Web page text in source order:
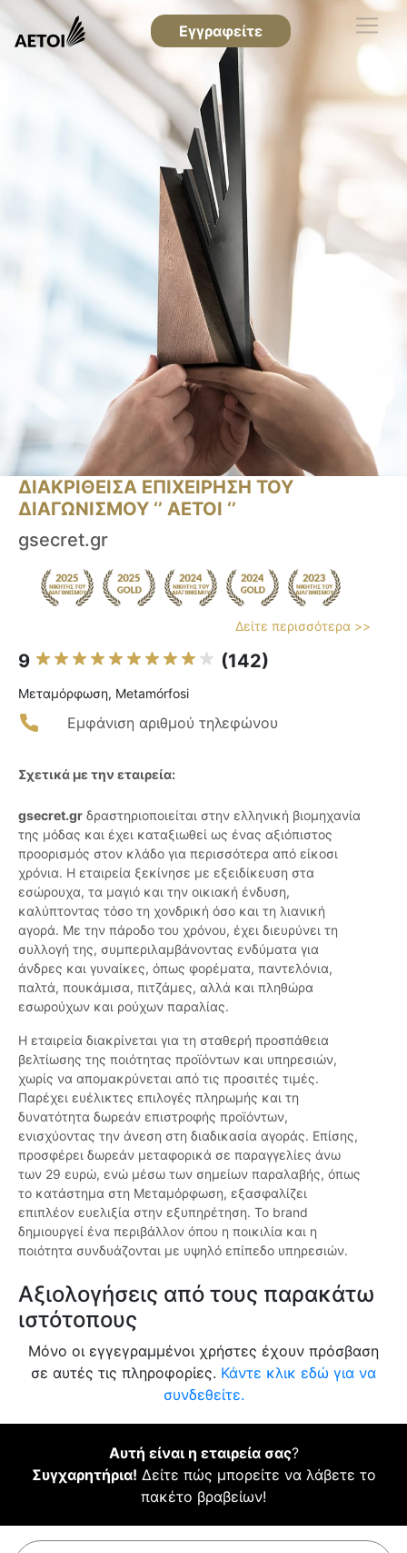
Εγγραφείτε
ΔΙΑΚΡΙΘΕΙΣΑ ΕΠΙΧΕΙΡΗΣΗ ΤΟΥ
ΔΙΑΓΩΝΙΣΜΟΥ ‘’ ΑΕΤΟΙ ‘’
gsecret.gr
Δείτε περισσότερα >>
9 (142)
Μεταμόρφωση, Metamórfosi
Εμφάνιση αριθμού τηλεφώνου
Σχετικά με την εταιρεία:
gsecret.gr δραστηριοποιείται στην ελληνική βιομηχανία
της μόδας και έχει καταξιωθεί ως ένας αξιόπιστος
προορισμός στον κλάδο για περισσότερα από είκοσι
χρόνια. Η εταιρεία ξεκίνησε με εξειδίκευση στα
εσώρουχα, τα μαγιό και την οικιακή ένδυση,
καλύπτοντας τόσο τη χονδρική όσο και τη λιανική
αγορά. Με την πάροδο του χρόνου, έχει διευρύνει τη
συλλογή της, συμπεριλαμβάνοντας ενδύματα για
άνδρες και γυναίκες, όπως φορέματα, παντελόνια,
παλτά, πουκάμισα, πιτζάμες, αλλά και πληθώρα
εσωρούχων και ρούχων παραλίας.
Η εταιρεία διακρίνεται για τη σταθερή προσπάθεια
βελτίωσης της ποιότητας προϊόντων και υπηρεσιών,
χωρίς να απομακρύνεται από τις προσιτές τιμές.
Παρέχει ευέλικτες επιλογές πληρωμής και τη
δυνατότητα δωρεάν επιστροφής προϊόντων,
ενισχύοντας την άνεση στη διαδικασία αγοράς. Επίσης,
προσφέρει δωρεάν μεταφορικά σε παραγγελίες άνω
των 29 ευρώ, ενώ μέσω των σημείων παραλαβής, όπως
το κατάστημα στη Μεταμόρφωση, εξασφαλίζει
επιπλέον ευελιξία στην εξυπηρέτηση. Το brand
δημιουργεί ένα περιβάλλον όπου η ποικιλία και η
ποιότητα συνδυάζονται με υψηλό επίπεδο υπηρεσιών.
Αξιολογήσεις από τους παρακάτω
ιστότοπους
Μόνο οι εγγεγραμμένοι χρήστες έχουν πρόσβαση
σε αυτές τις πληροφορίες. Κάντε κλικ εδώ για να
συνδεθείτε.
Αυτή είναι η εταιρεία σας?
Συγχαρητήρια! Δείτε πώς μπορείτε να λάβετε το
πακέτο βραβείων!